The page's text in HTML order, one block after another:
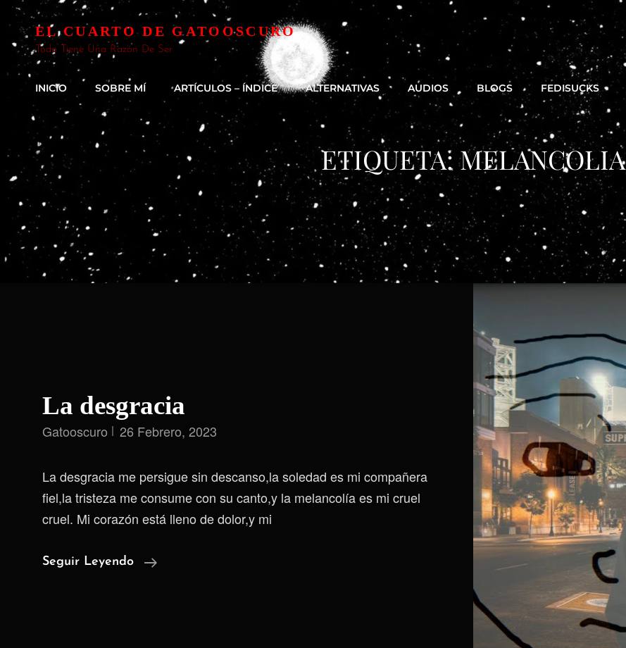
EL CUARTO DE GATOOSCURO
Todo Tiene Una Razón De Ser
INICIO SOBRE MÍ ARTÍCULOS – ÍNDICE ALTERNATIVAS AUDIOS BLOGS FEDISUCKS
ETIQUETA:MELANCOLIA
La desgracia
Gatooscuro 26 Febrero, 2023
La desgracia me persigue sin descanso,la soledad es mi compañera
fiel,la tristeza me consume con su canto,y la melancolía es mi cruel
cruel. Mi corazón está lleno de dolor,y mi
Seguir Leyendo
La